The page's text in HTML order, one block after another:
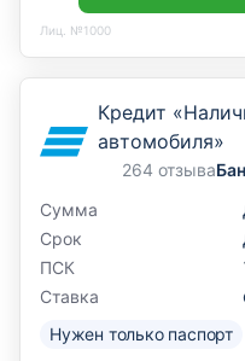
Лиц. №1000
Кредит
автомобиля»
264 отзыва
Сумма
Срок
ПСК
Ставка
Нужен только паспорт